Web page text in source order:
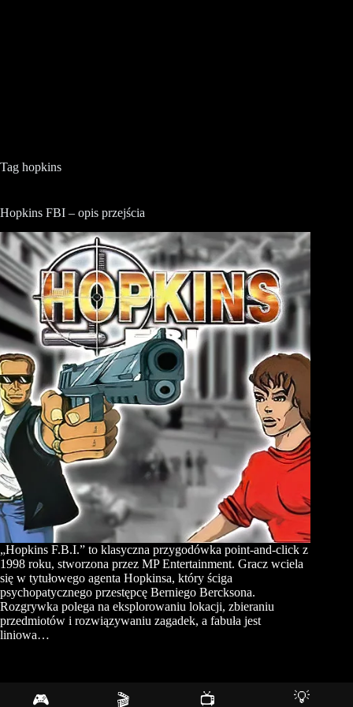
Tag hopkins
Hopkins FBI – opis przejścia
„Hopkins F.B.I.” to klasyczna przygodówka point-and-click z
1998 roku, stworzona przez MP Entertainment. Gracz wciela
się w tytułowego agenta Hopkinsa, który ściga
psychopatycznego przestępcę Berniego Bercksona.
Rozgrywka polega na eksplorowaniu lokacji, zbieraniu
przedmiotów i rozwiązywaniu zagadek, a fabuła jest
liniowa…
🎮 🎬 📺 💡